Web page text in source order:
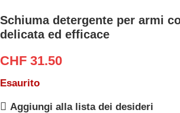
Schiuma detergente per armi
delicata ed efficace
CHF 31.50
Esaurito
Aggiungi alla lista dei desideri